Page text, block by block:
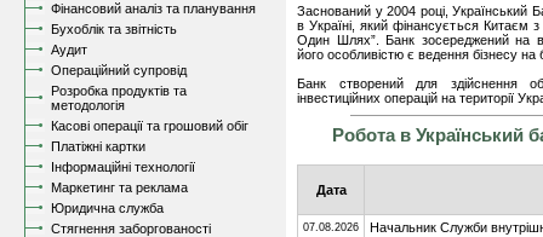
Фінансовий аналіз та планування
Бухоблік та звітність
Аудит
Операційний супровід
Розробка продуктів та
методологія
Касові операції та грошовий обіг
Платіжні картки
Інформаційні технології
Маркетинг та реклама
Юридична служба
Стягнення заборгованості
Заснований у 2004 році, Український
в Україні, який фінансується Китаєм
Один Шлях”. Банк зосереджений на
його особливістю є ведення бізнесу на
Банк створений для здійснення
інвестиційних операцій на території
Робота в Український
Дата
07.08.2026 Начальник Служби